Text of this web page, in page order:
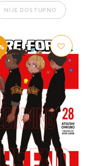
NIJE DOSTUPNO